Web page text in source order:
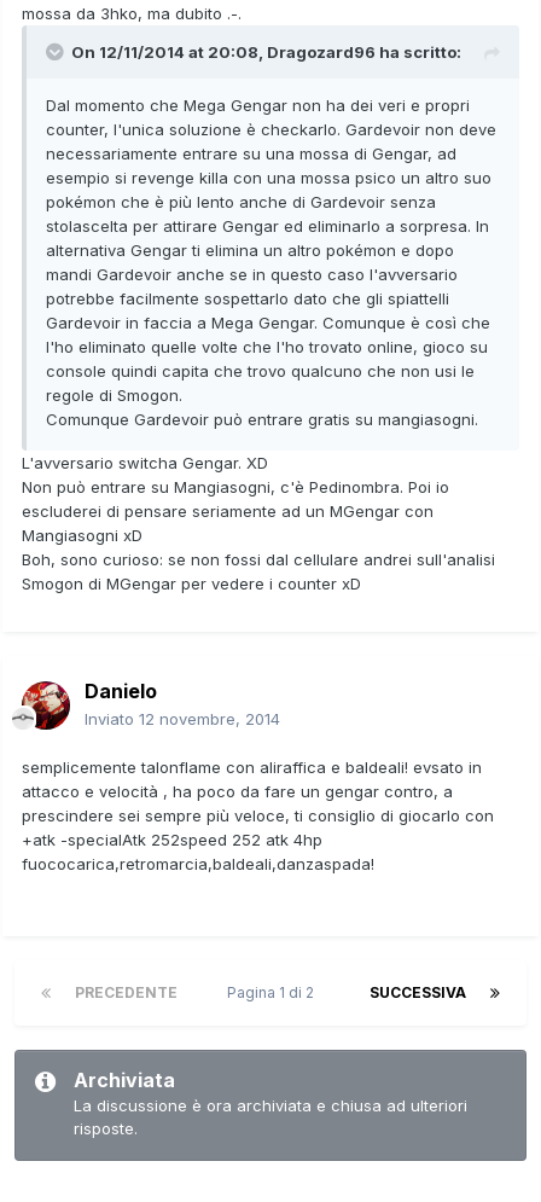
mossa da 3hko, ma dubito .-.
On 12/11/2014 at 20:08, Dragozard96 ha scritto:
Dal momento che Mega Gengar non ha dei veri e propri
counter, l'unica soluzione è checkarlo. Gardevoir non deve
necessariamente entrare su una mossa di Gengar, ad
esempio si revenge killa con una mossa psico un altro suo
pokémon che è più lento anche di Gardevoir senza
stolascelta per attirare Gengar ed eliminarlo a sorpresa. In
alternativa Gengar ti elimina un altro pokémon e dopo
mandi Gardevoir anche se in questo caso l'avversario
potrebbe facilmente sospettarlo dato che gli spiattelli
Gardevoir in faccia a Mega Gengar. Comunque è così che
l'ho eliminato quelle volte che l'ho trovato online, gioco su
console quindi capita che trovo qualcuno che non usi le
regole di Smogon.
Comunque Gardevoir può entrare gratis su mangiasogni.
L'avversario switcha Gengar. XD
Non può entrare su Mangiasogni, c'è Pedinombra. Poi io
escluderei di pensare seriamente ad un MGengar con
Mangiasogni xD
Boh, sono curioso: se non fossi dal cellulare andrei sull'analisi
Smogon di MGengar per vedere i counter xD
Danielo
Inviato 12 novembre, 2014
semplicemente talonflame con aliraffica e baldeali! evsato in
attacco e velocità , ha poco da fare un gengar contro, a
prescindere sei sempre più veloce, ti consiglio di giocarlo con
+atk -specialAtk 252speed 252 atk 4hp
fuococarica,retromarcia,baldeali,danzaspada!
PRECEDENTE SUCCESSIVA
Pagina 1 di 2
Archiviata
La discussione è ora archiviata e chiusa ad ulteriori
risposte.